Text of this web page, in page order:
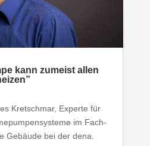
kann zumeist allen
Kret­schmar, Experte für
im Fach­
Gebäude bei der dena.